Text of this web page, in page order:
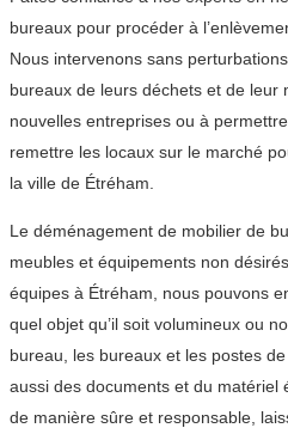
bureaux pour procéder à
Nous intervenons sans
bureaux de leurs déchets et de leur
nouvelles entreprises ou à
remettre les locaux sur le marché
la ville de Étréham.
Le déménagement de mobilier de
meubles et équipements non
équipes à Étréham, nous pouvons
quel objet qu’il soit volumineux ou
bureau, les bureaux et les postes
aussi des documents et du matériel
de manière sûre et responsable,